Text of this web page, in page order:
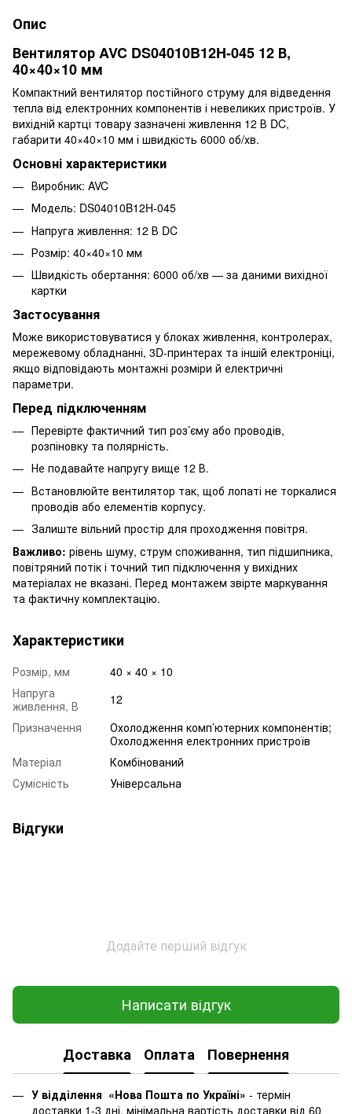
Опис
Вентилятор AVC DS04010B12H-045 12 В,
40×40×10 мм
Компактний вентилятор постійного струму для відведення
тепла від електронних компонентів і невеликих пристроїв. У
вихідній картці товару зазначені живлення 12 В DC,
габарити 40×40×10 мм і швидкість 6000 об/хв.
Основні характеристики
Виробник: AVC
Модель: DS04010B12H-045
Напруга живлення: 12 В DC
Розмір: 40×40×10 мм
Швидкість обертання: 6000 об/хв — за даними вихідної
картки
Застосування
Може використовуватися у блоках живлення, контролерах,
мережевому обладнанні, 3D-принтерах та іншій електроніці,
якщо відповідають монтажні розміри й електричні
параметри.
Перед підключенням
Перевірте фактичний тип роз’єму або проводів,
розпіновку та полярність.
Не подавайте напругу вище 12 В.
Встановлюйте вентилятор так, щоб лопаті не торкалися
проводів або елементів корпусу.
Залиште вільний простір для проходження повітря.
Важливо: рівень шуму, струм споживання, тип підшипника,
повітряний потік і точний тип підключення у вихідних
матеріалах не вказані. Перед монтажем звірте маркування
та фактичну комплектацію.
Характеристики
Розмір, мм
40 × 40 × 10
Напруга
живлення, В
12
Призначення
Охолодження комп’ютерних компонентів;
Охолодження електронних пристроїв
Матеріал
Комбінований
Сумісність
Універсальна
Відгуки
Додайте перший відгук
Написати відгук
Доставка Оплата Повернення
У відділення «Нова Пошта по Україні» - термін
доставки 1-3 дні, мінімальна вартість доставки від 60